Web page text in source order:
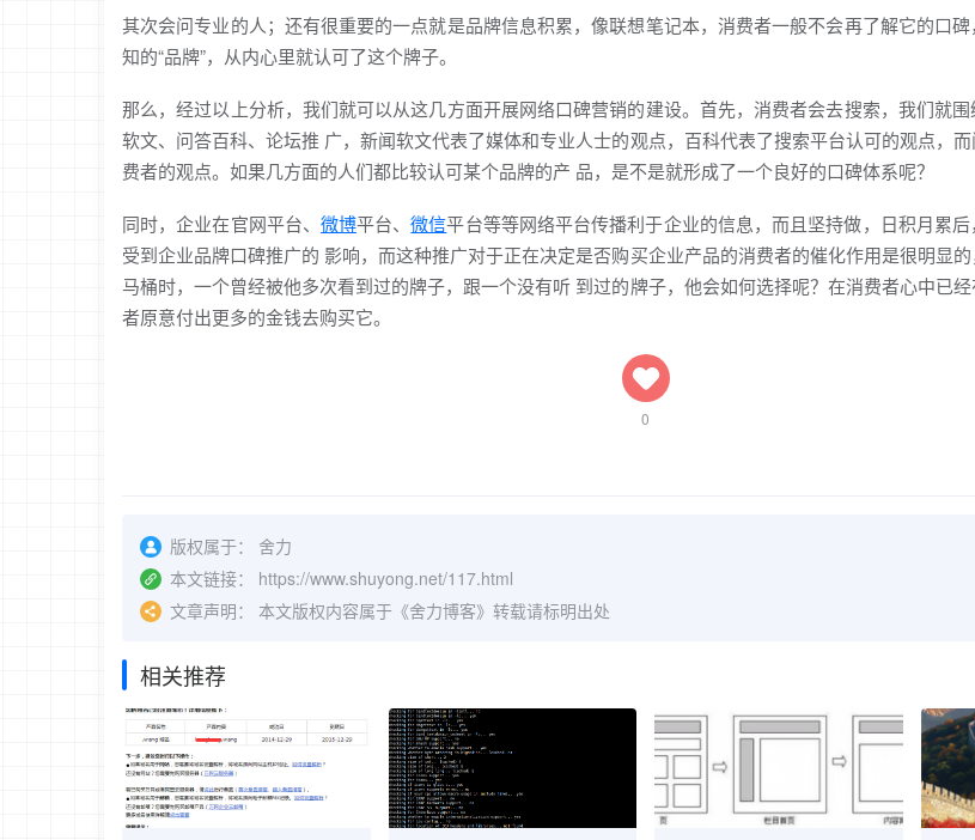
其次会问专业的人；还有很重要的一点就是品牌信息积累，像联想笔记本，消费者一般不会再了解它的口
知的“品牌”，从内心里就认可了这个牌子。
那么，经过以上分析，我们就可以从这几方面开展网络口碑营销的建设。首先，消费者会去搜索，我们就
软文、问答百科、论坛推 广，新闻软文代表了媒体和专业人士的观点，百科代表了搜索平台认可的观点，
费者的观点。如果几方面的人们都比较认可某个品牌的产 品，是不是就形成了一个良好的口碑体系呢？
同时，企业在官网平台、 微博平台、微信平台等等网络平台传播利于企业的信息，而且坚持做，日积月累
受到企业品牌口碑推广的 影响，而这种推广对于正在决定是否购买企业产品的消费者的催化作用是很明显
马桶时，一个曾经被他多次看到过的牌子，跟一个没有听 到过的牌子，他会如何选择呢？在消费者心中已
者原意付出更多的金钱去购买它。
0
版权属于：
舍力
本文链接：
https://www.shuyong.net/117.html
文章声明：
本文版权内容属于《舍力博客》转载请标明出处
相关推荐